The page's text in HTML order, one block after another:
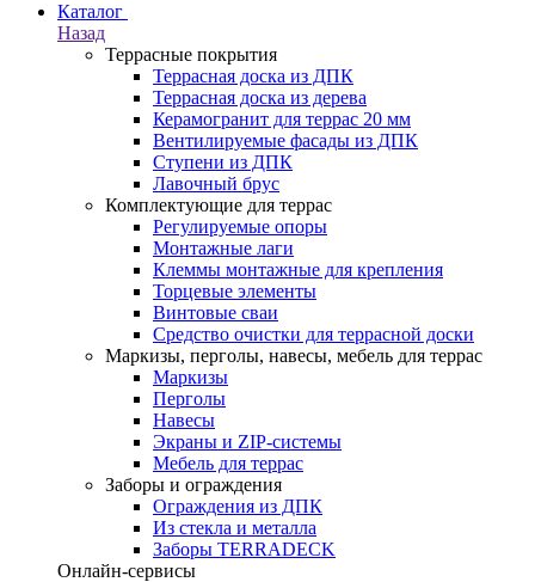
Каталог
Назад
Террасные покрытия
Террасная доска из ДПК
Террасная доска из дерева
Керамогранит для террас 20 мм
Вентилируемые фасады из ДПК
Ступени из ДПК
Лавочный брус
Комплектующие для террас
Регулируемые опоры
Монтажные лаги
Клеммы монтажные для крепления
Торцевые элементы
Винтовые сваи
Средство очистки для террасной доски
Маркизы, перголы, навесы, мебель для террас
Маркизы
Перголы
Навесы
Экраны и ZIP-системы
Мебель для террас
Заборы и ограждения
Ограждения из ДПК
Из стекла и металла
Заборы TERRADECK
Онлайн-сервисы